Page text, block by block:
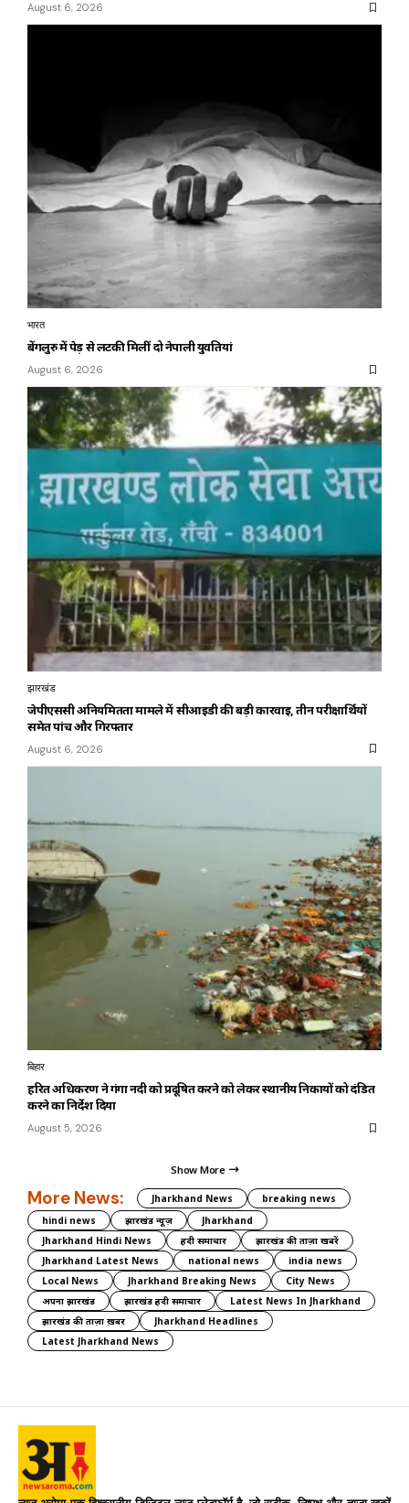
August 6, 2026
भारत
बेंगलुरु में पेड़ से लटकी मिलीं दो नेपाली युवतियां
August 6, 2026
झारखंड
जेपीएससी अनियमितता मामले में सीआईडी की बड़ी कार्रवाई, तीन परीक्षार्थियों
समेत पांच और गिरफ्तार
August 6, 2026
बिहार
हरित अधिकरण ने गंगा नदी को प्रदूषित करने को लेकर स्थानीय निकायों को दंडित
करने का निर्देश दिया
August 5, 2026
Show More
More News: Jharkhand News
breaking news
hindi news
झारखंड न्यूज़
Jharkhand
Jharkhand Hindi News
हिंदी समाचार
झारखंड की ताज़ा खबरें
Jharkhand Latest News
national news
india news
Local News
Jharkhand Breaking News
City News
अपना झारखंड
झारखंड हिंदी समाचार
Latest News In Jharkhand
झारखंड की ताज़ा ख़बर
Jharkhand Headlines
Latest Jharkhand News